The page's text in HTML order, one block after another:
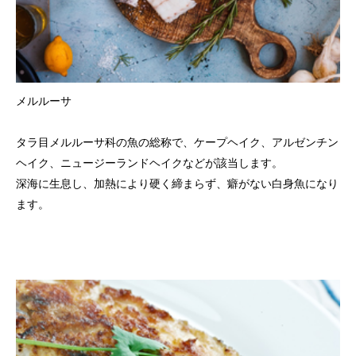
メルルーサ
タラ目メルルーサ科の魚の総称で、ケープヘイク、アルゼンチン
ヘイク、ニュージーランドヘイクなどが該当します。
深海に生息し、加熱により硬く締まらず、癖がない白身魚になり
ます。